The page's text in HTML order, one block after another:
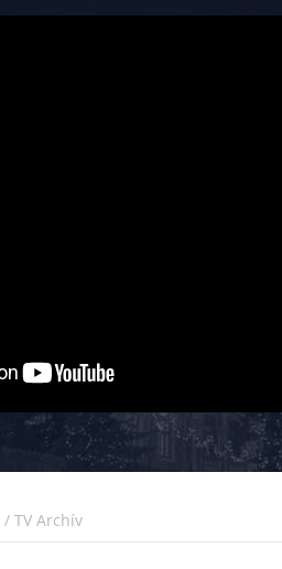
/ TV Archív